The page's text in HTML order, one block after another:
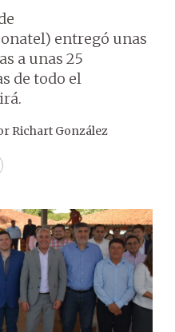
entregó unas
a unas 25
de todo el
Richart González